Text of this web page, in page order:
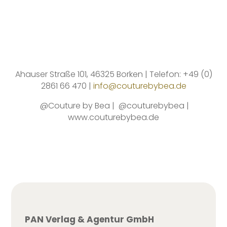
Ahauser Straße 101, 46325 Borken | Telefon: +49 (0)
2861 66 470 | info@couturebybea.de
@Couture by Bea | @couturebybea |
www.couturebybea.de
PAN Verlag & Agentur GmbH